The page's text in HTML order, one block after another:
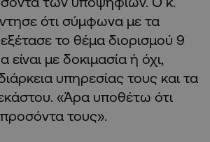
ότι σύμφωνα με τα
το θέμα διορισμού 9
με δοκιμασία ή όχι,
υπηρεσίας τους και τα
«Άρα υποθέτω ότι
τους».